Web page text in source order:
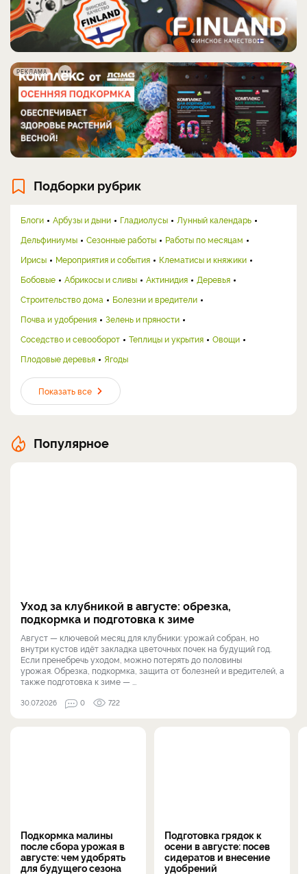
РЕКЛАМА
Подборки рубрик
Блоги Арбузы и дыни Гладиолусы
Лунный календарь
Дельфиниумы
Сезонные работы
Работы по месяцам
Ирисы
Мероприятия и события
Клематисы и княжики
Бобовые
Абрикосы и сливы Актинидия
Деревья
Строительство дома
Болезни и вредители
Почва и удобрения
Зелень и пряности
Соседство и севооборот
Теплицы и укрытия
Овощи
Плодовые деревья
Ягоды
Показать все
Популярное
Уход за клубникой в августе: обрезка,
подкормка и подготовка к зиме
Август — ключевой месяц для клубники: урожай собран, но
внутри кустов идёт закладка цветочных почек на будущий год.
Если пренебречь уходом, можно потерять до половины
урожая. Обрезка, подкормка, защита от болезней и вредителей, а
также подготовка к зиме — ...
30.07.2026 0 722
Подкормка малины
после сбора урожая в
августе: чем удобрять
для будущего сезона
Подготовка грядок к
осени в августе: посев
сидератов и внесение
удобрений